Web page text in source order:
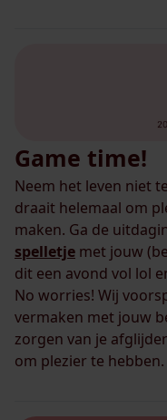
Game time!
Neem het leven niet
draait helemaal om
maken. Ga de
spelletje met jouw
dit een avond vol lol
No worries! Wij
vermaken met jouw
zorgen van je
om plezier te hebben.